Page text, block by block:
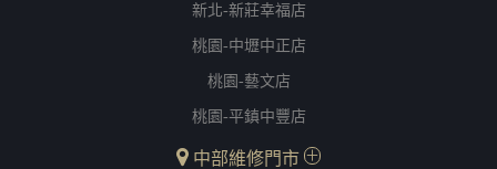
新北-新莊幸福店
桃園-中壢中正店
桃園-藝文店
桃園-平鎮中豐店
中部維修門市